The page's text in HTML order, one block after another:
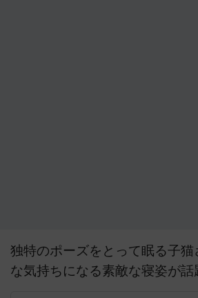
独特のポーズをとって眠る子
な気持ちになる素敵な寝姿が話